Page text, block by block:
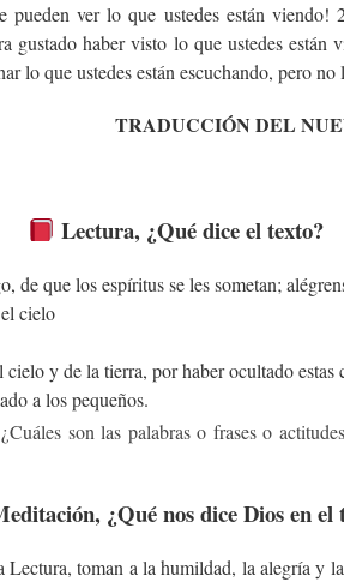
pueden ver lo que ustedes están
gustado haber visto lo que ustedes están
lo que ustedes están escuchando, pero no
TRADUCCIÓN DEL
Lectura, ¿Qué dice el texto?
de que los espíritus se les sometan;
cielo
y de la tierra, por haber ocultado estas
a los pequeños.
son las palabras o frases o
, ¿Qué nos dice Dios en el
Lectura, toman a la humildad, la alegría y